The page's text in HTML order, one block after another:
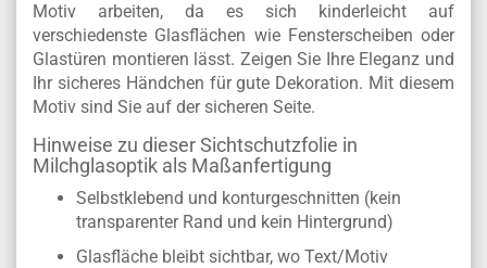
Motiv arbeiten, da es sich kinderleicht auf
verschiedenste Glasflächen wie Fensterscheiben oder
Glastüren montieren lässt. Zeigen Sie Ihre Eleganz und
Ihr sicheres Händchen für gute Dekoration. Mit diesem
Motiv sind Sie auf der sicheren Seite.
Hinweise zu dieser Sichtschutzfolie in
Milchglasoptik als Maßanfertigung
Selbstklebend und konturgeschnitten (kein
transparenter Rand und kein Hintergrund)
Glasfläche bleibt sichtbar, wo Text/Motiv